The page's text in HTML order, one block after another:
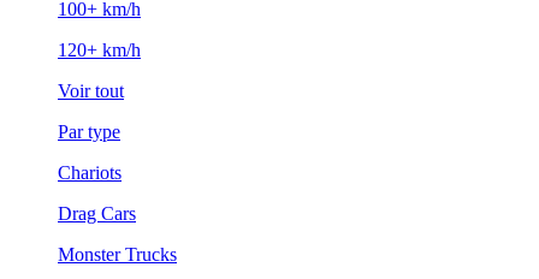
100+ km/h
120+ km/h
Voir tout
Par type
Chariots
Drag Cars
Monster Trucks